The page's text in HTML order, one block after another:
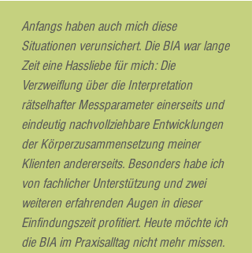
Anfangs haben auch mich diese
Situationen verunsichert. Die BIA war lange
Zeit eine Hassliebe für mich: Die
Verzweiflung über die Interpretation
rätselhafter Messparameter einerseits und
eindeutig nachvollziehbare Entwicklungen
der Körperzusammensetzung meiner
Klienten andererseits. Besonders habe ich
von fachlicher Unterstützung und zwei
weiteren erfahrenden Augen in dieser
Einfindungszeit profitiert. Heute möchte ich
die BIA im Praxisalltag nicht mehr missen.